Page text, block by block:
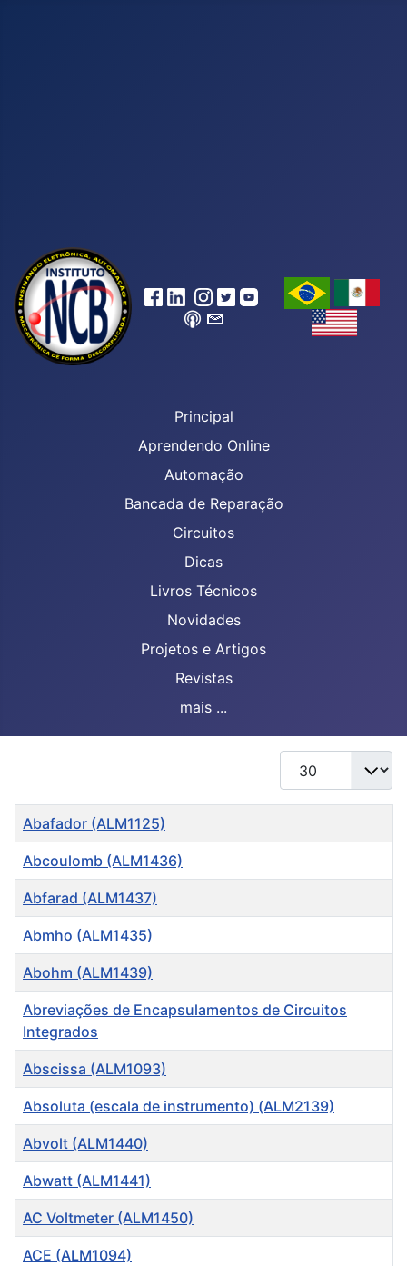
Principal
Aprendendo Online
Automação
Bancada de Reparação
Circuitos
Dicas
Livros Técnicos
Novidades
Projetos e Artigos
Revistas
mais ...
Mostrar #
Título
Abafador (ALM1125)
Abcoulomb (ALM1436)
Abfarad (ALM1437)
Abmho (ALM1435)
Abohm (ALM1439)
Abreviações de Encapsulamentos de Circuitos
Integrados
Abscissa (ALM1093)
Absoluta (escala de instrumento) (ALM2139)
Abvolt (ALM1440)
Abwatt (ALM1441)
AC Voltmeter (ALM1450)
ACE (ALM1094)